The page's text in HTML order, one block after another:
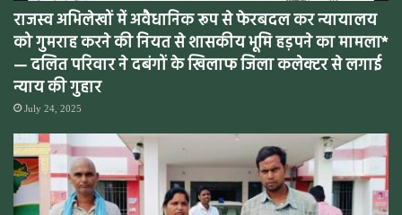
राजस्व अभिलेखों में अवैधानिक रूप से फेरबदल कर न्यायालय
को गुमराह करने की नियत से शासकीय भूमि हड़पने का मामला*
— दलित परिवार ने दबंगों के खिलाफ जिला कलेक्टर से लगाई
न्याय की गुहार
July 24, 2025